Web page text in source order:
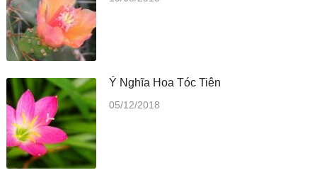
Ý Nghĩa Hoa Tóc Tiên
05/12/2018